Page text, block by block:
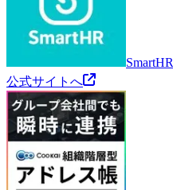
SmartHR
公式サイトへ